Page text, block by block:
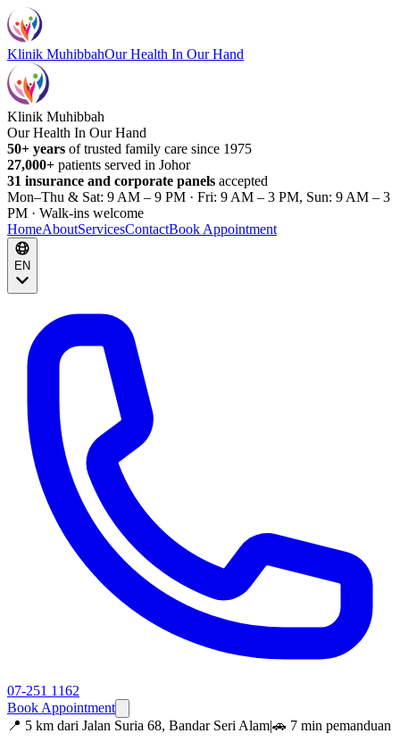
Klinik MuhibbahOur Health In Our Hand
Klinik Muhibbah
Our Health In Our Hand
50+ years of trusted family care since 1975
27,000+ patients served in Johor
31 insurance and corporate panels accepted
Mon–Thu & Sat: 9 AM – 9 PM · Fri: 9 AM – 3 PM, Sun: 9 AM – 3
PM · Walk-ins welcome
HomeAboutServicesContactBook Appointment
EN
07-251 1162
Book Appointment
📍 5 km dari Jalan Suria 68, Bandar Seri Alam|🚗 7 min pemanduan